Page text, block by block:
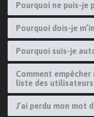
Pourquoi ne puis-je
Pourquoi dois-je
Pourquoi suis-je
Comment empêcher
liste des
J’ai perdu mon mot